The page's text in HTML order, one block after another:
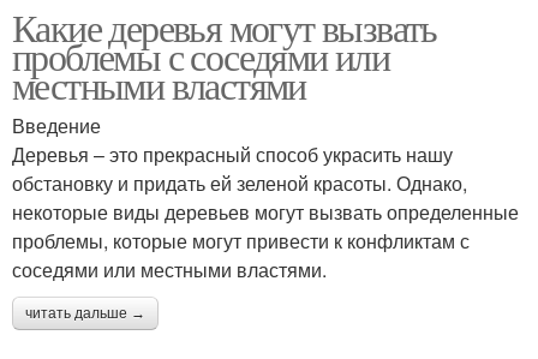
Какие деревья могут вызвать
проблемы с соседями или
местными властями
Введение
Деревья – это прекрасный способ украсить нашу
обстановку и придать ей зеленой красоты. Однако,
некоторые виды деревьев могут вызвать определенные
проблемы, которые могут привести к конфликтам с
соседями или местными властями.
читать дальше →